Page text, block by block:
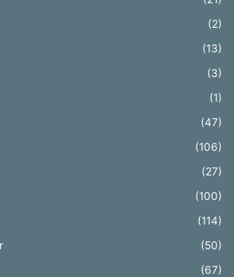
(2)
(13)
(3)
(1)
(47)
(106)
(27)
(100)
(114)
(50)
(67)